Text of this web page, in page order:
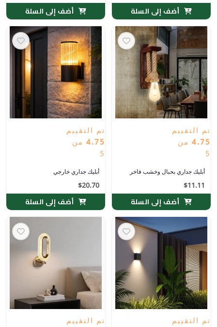
أضف إلى السلة أضف إلى السلة
تم التقييم
4.75 من
5
أبليك جداري بحبال وخشب فاخر
$11.11
أضف إلى السلة
تم التقييم
4.75 من
5
أبليك جداري خارجي
$20.70
أضف إلى السلة
تم التقييم
تم التقييم